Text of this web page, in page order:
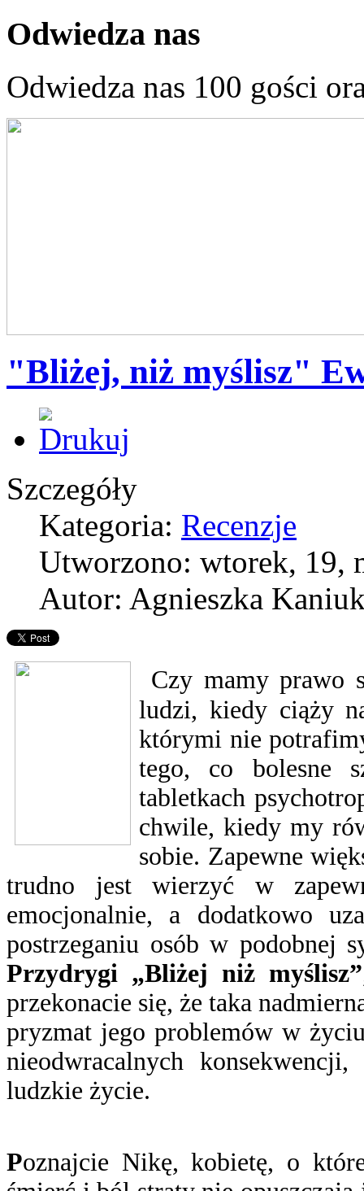
Odwiedza nas
Odwiedza nas 100 gości
"Bliżej, niż myślisz"
Szczegóły
Kategoria: Recenzje
Utworzono: wtorek, 19,
Autor: Agnieszka
Czy mamy prawo
ludzi, kiedy ciąży
którymi nie
tego, co bolesne
tabletkach
chwile, kiedy my
sobie. Zapewne
trudno jest wierzyć w
emocjonalnie, a dodatkowo
postrzeganiu osób w podobnej
Przydrygi „Bliżej niż myślisz”
przekonacie się, że taka
pryzmat jego problemów w
nieodwracalnych
ludzkie życie.
Poznajcie Nikę, kobietę, o